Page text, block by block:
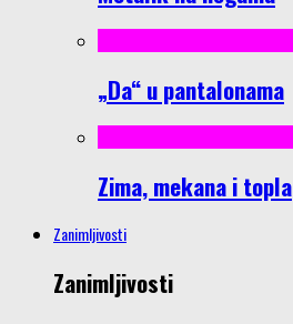
„Da“ u pantalonama
Zima, mekana i topla
Zanimljivosti
Zanimljivosti